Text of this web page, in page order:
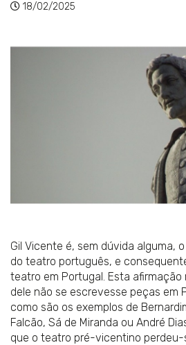
18/02/2025
Gil Vicente é, sem dúvida alguma,
do teatro português, e
teatro em Portugal. Esta afirmação
dele não se escrevesse peças em
como são os exemplos de
Falcão, Sá de Miranda ou André
que o teatro pré-vicentino perdeu-